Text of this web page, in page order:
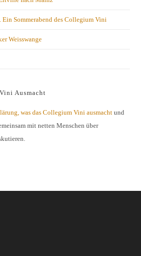
Sommerabend des Collegium Vini
Weisswange
Ausmacht
was das Collegium Vini ausmacht und
mit netten Menschen über